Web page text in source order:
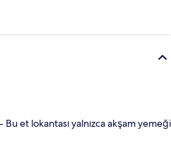
et lokantası yalnızca akşam yemeği